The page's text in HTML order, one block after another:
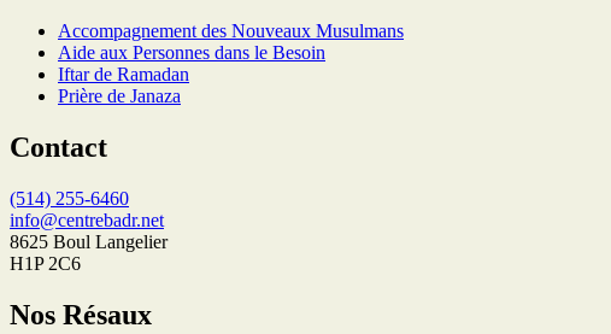
Accompagnement des Nouveaux Musulmans
Aide aux Personnes dans le Besoin
Iftar de Ramadan
Prière de Janaza
Contact
(514) 255-6460
info@centrebadr.net
8625 Boul Langelier
H1P 2C6
Nos Résaux